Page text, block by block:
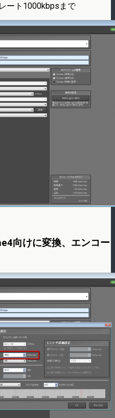
ート1000kbpsまで
向けに変換、エンコー